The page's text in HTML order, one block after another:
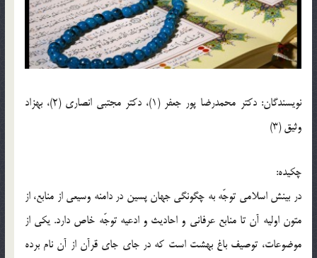
نویسندگان: دکتر محمدرضا پور جعفر (1)، دکتر مجتبی انصاری (2)، بهزاد
وثیق (3)
چکیده:
در بینش اسلامی توجّه به چگونگی جهان پسین در دامنه وسیعی از منابع، از
متون اولیه آن تا منابع عرفانی و احادیث و ادعیه توجّه خاص دارد. یکی از
موضوعات، توصیف باغ بهشت است که در جای جای قرآن از آن نام برده